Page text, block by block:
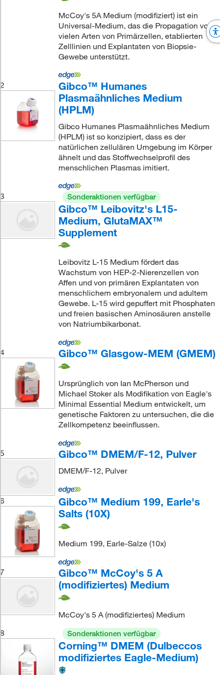
McCoy's 5A Medium (modifiziert) ist ein
Universal-Medium, das die Propagation von
vielen Arten von Primärzellen, etablierten
Zelllinien und Explantaten von Biopsie-
Gewebe unterstützt.
2
Gibco™ Humanes
Plasmaähnliches Medium
(HPLM)
Gibco Humanes Plasmaähnliches Medium
(HPLM) ist so konzipiert, dass es der
natürlichen zellulären Umgebung im Körper
ähnelt und das Stoffwechselprofil des
menschlichen Plasmas imitiert.
3 Sonderaktionen verfügbar
Gibco™ Leibovitz's L15-
Medium, GlutaMAX™
Supplement
Leibovitz L-15 Medium fördert das
Wachstum von HEP-2-Nierenzellen von
Affen und von primären Explantaten von
menschlichem embryonalem und adultem
Gewebe. L-15 wird gepuffert mit Phosphaten
und freien basischen Aminosäuren anstelle
von Natriumbikarbonat.
4 Gibco™ Glasgow-MEM (GMEM)
Ursprünglich von Ian McPherson und
Michael Stoker als Modifikation von Eagle's
Minimal Essential Medium entwickelt, um
genetische Faktoren zu untersuchen, die die
Zellkompetenz beeinflussen.
5 Gibco™ DMEM/F-12, Pulver
DMEM/F-12, Pulver
6
Gibco™ Medium 199, Earle's
Salts (10X)
Medium 199, Earle-Salze (10x)
7
Gibco™ McCoy's 5 A
(modifiziertes) Medium
McCoy's 5 A (modifiziertes) Medium
8
Sonderaktionen verfügbar
Corning™ DMEM (Dulbeccos
modifiziertes Eagle-Medium)